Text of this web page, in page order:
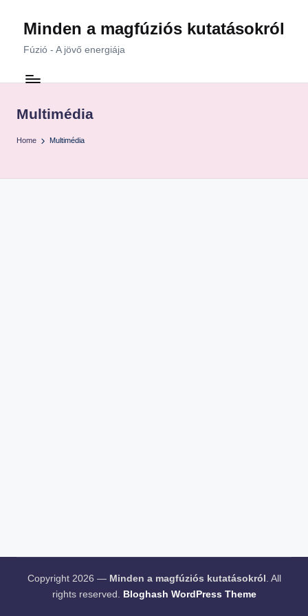
Minden a magfúziós kutatásokról
Fúzió - A jövő energiája
Multimédia
Home Multimédia
Copyright 2026 — Minden a magfúziós kutatásokról . All
rights reserved. Bloghash WordPress Theme